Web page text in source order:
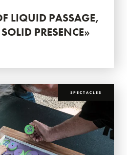
LIQUID PASSAGE,
PRESENCE»
SPECTACLES